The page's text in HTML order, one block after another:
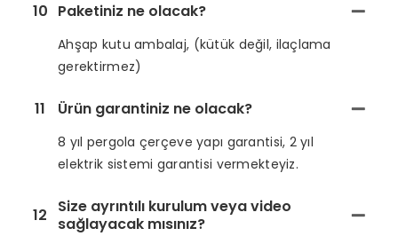
10 Paketiniz ne olacak?
Ahşap kutu ambalaj, (kütük değil, ilaçlama
gerektirmez)
11 Ürün garantiniz ne olacak?
8 yıl pergola çerçeve yapı garantisi, 2 yıl
elektrik sistemi garantisi vermekteyiz.
12
Size ayrıntılı kurulum veya video
sağlayacak mısınız?